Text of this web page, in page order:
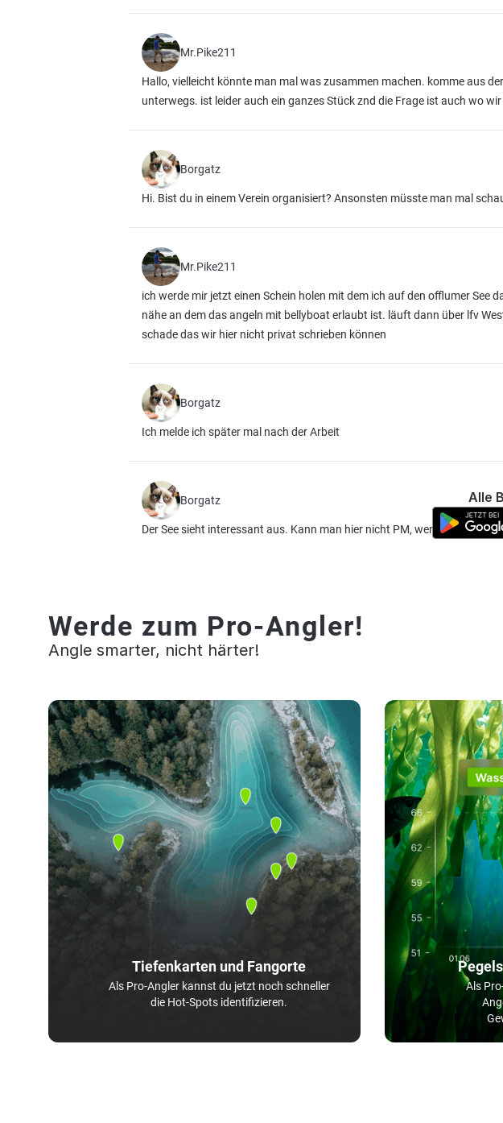
Mr.Pike211
Hallo, vielleicht könnte man mal was zusammen machen. komme aus
unterwegs. ist leider auch ein ganzes Stück znd die Frage ist auch wo
Borgatz
Hi. Bist du in einem Verein organisiert? Ansonsten müsste man mal
Mr.Pike211
ich werde mir jetzt einen Schein holen mit dem ich auf den offlumer See
nähe an dem das angeln mit bellyboat erlaubt ist. läuft dann über lfv
schade das wir hier nicht privat schrieben können
Borgatz
Ich melde ich später mal nach der Arbeit
Borgatz
Der See sieht interessant aus. Kann man hier nicht PM, wenn man sich
Alle
Werde zum Pro-Angler!
Angle smarter, nicht härter!
Tiefenkarten und Fangorte
Als Pro-Angler kannst du jetzt noch schneller
die Hot-Spots identifizieren.
Als